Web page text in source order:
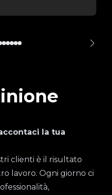
la tua
clienti è il risultato
lavoro. Ogni giorno ci